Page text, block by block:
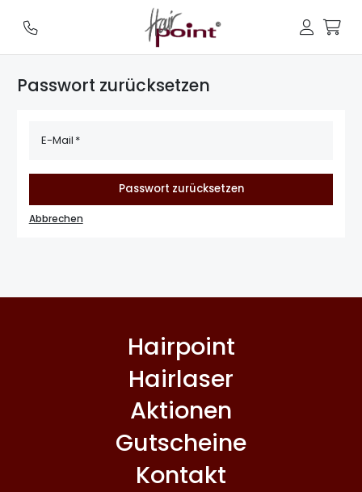
Passwort zurücksetzen
E-Mail
Passwort zurücksetzen
Abbrechen
Hairpoint
Hairlaser
Aktionen
Gutscheine
Kontakt